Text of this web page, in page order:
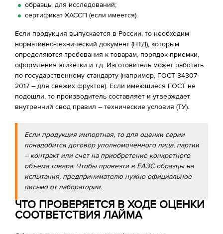
образцы для исследований;
сертификат ХАССП (если имеется).
Если продукция выпускается в России, то необходим
нормативно-технический документ (НТД), которым
определяются требования к товарам, порядок приемки,
оформления этикетки и т.д. Изготовитель может работать
по государственному стандарту (например, ГОСТ 34307-
2017 – для свежих фруктов). Если имеющиеся ГОСТ не
подошли, то производитель составляет и утверждает
внутренний свод правил – технические условия (ТУ).
Если продукция импортная, то для оценки серии
понадобится договор уполномоченного лица, партии
– контракт или счет на приобретение конкретного
объема товара. Чтобы провезти в ЕАЭС образцы на
испытания, предпринимателю нужно официальное
письмо от лаборатории.
ЧТО ПРОВЕРЯЕТСЯ В ХОДЕ ОЦЕНКИ
СООТВЕТСТВИЯ ЛАЙМА